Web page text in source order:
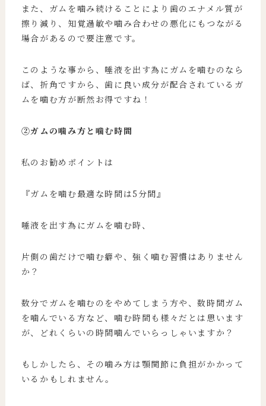
また、ガムを噛み続けることにより歯のエナメル質が
擦り減り、知覚過敏や噛み合わせの悪化にもつながる
場合があるので要注意です。
このような事から、唾液を出す為にガムを噛むのなら
ば、折角ですから、歯に良い成分が配合されているガ
ムを噛む方が断然お得ですね！
②ガムの噛み方と噛む時間
私のお勧めポイントは
『ガムを噛む最適な時間は5分間』
唾液を出す為にガムを噛む時、
片側の歯だけで噛む癖や、強く噛む習慣はありません
か？
数分でガムを噛むのをやめてしまう方や、数時間ガム
を噛んでいる方など、噛む時間も様々だとは思います
が、どれくらいの時間噛んでいらっしゃいますか？
もしかしたら、その噛み方は顎関節に負担がかかって
いるかもしれません。